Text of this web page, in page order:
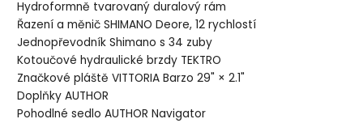
Hydroformně tvarovaný duralový rám
Řazení a měnič SHIMANO Deore, 12 rychlostí
Jednopřevodník Shimano s 34 zuby
Kotoučové hydraulické brzdy TEKTRO
Značkové pláště VITTORIA Barzo 29" × 2.1"
Doplňky AUTHOR
Pohodlné sedlo AUTHOR Navigator